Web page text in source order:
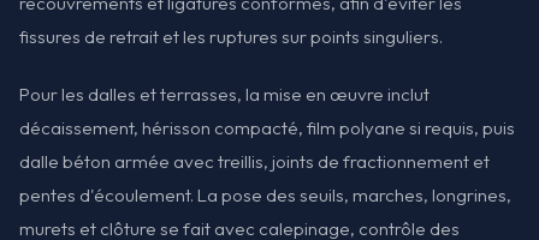
fissures de retrait et les ruptures sur points singuliers.
Pour les dalles et terrasses, la mise en œuvre inclut
décaissement, hérisson compacté, film polyane si requis, puis
dalle béton armée avec treillis, joints de fractionnement et
pentes d'écoulement. La pose des seuils, marches, longrines,
murets et clôture se fait avec calepinage, contrôle des